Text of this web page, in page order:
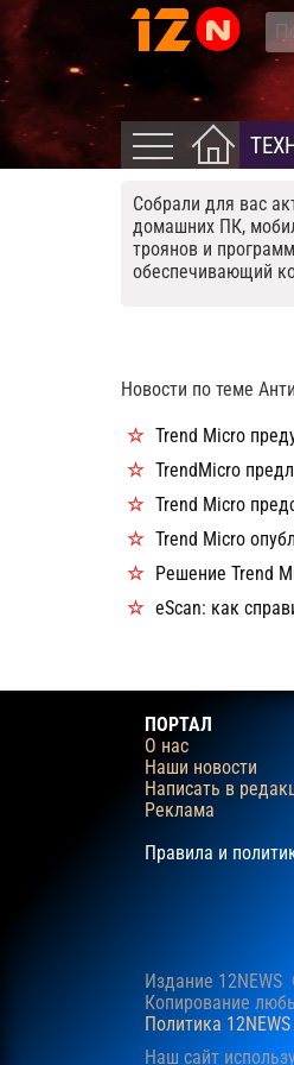
Cобрали для вас
домашних ПК,
троянов и
обеспечивающий
Новости по теме
Trend Micro
TrendMicro
Trend Micro
Trend Micro
Решение Trend
eScan: как
ПОРТАЛ
О нас
Наши новости
Написать в
Реклама
Правила и
Издание
Копирование
Политика
Наш сайт